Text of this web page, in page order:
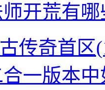
开荒有
传奇首
一版本